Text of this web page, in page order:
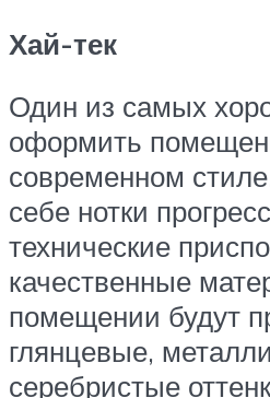
Хай-тек
Один из самых
оформить
современном
себе нотки
технические
качественные
помещении будут
глянцевые,
серебристые